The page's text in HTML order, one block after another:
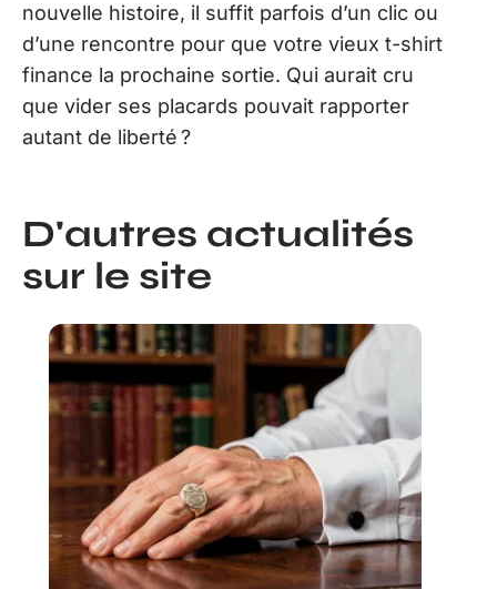
nouvelle histoire, il suffit parfois d’un clic ou
d’une rencontre pour que votre vieux t-shirt
finance la prochaine sortie. Qui aurait cru
que vider ses placards pouvait rapporter
autant de liberté ?
D'autres actualités
sur le site